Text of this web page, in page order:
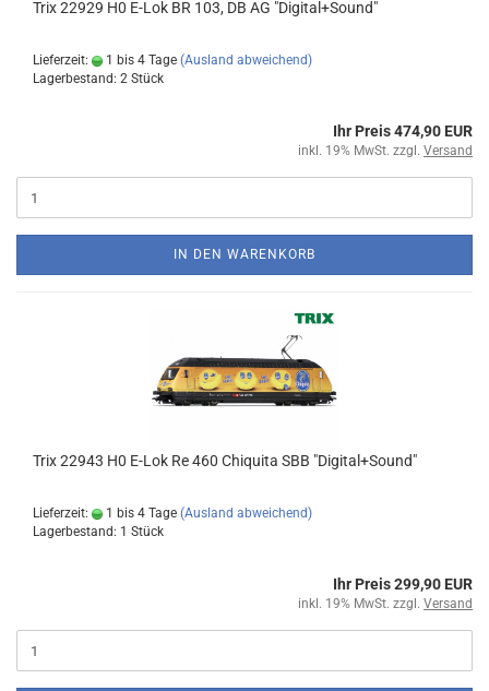
Trix 22929 H0 E-Lok BR 103, DB AG "Digital+Sound"
Lieferzeit: 1 bis 4 Tage (Ausland abweichend)
Lagerbestand: 2 Stück
Ihr Preis 474,90 EUR
inkl. 19% MwSt. zzgl. Versand
IN DEN WARENKORB
Trix 22943 H0 E-Lok Re 460 Chiquita SBB "Digital+Sound"
Lieferzeit: 1 bis 4 Tage (Ausland abweichend)
Lagerbestand: 1 Stück
Ihr Preis 299,90 EUR
inkl. 19% MwSt. zzgl. Versand